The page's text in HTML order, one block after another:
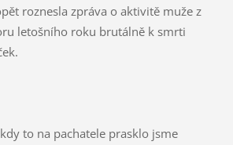
letošního roku brutálně k smrti